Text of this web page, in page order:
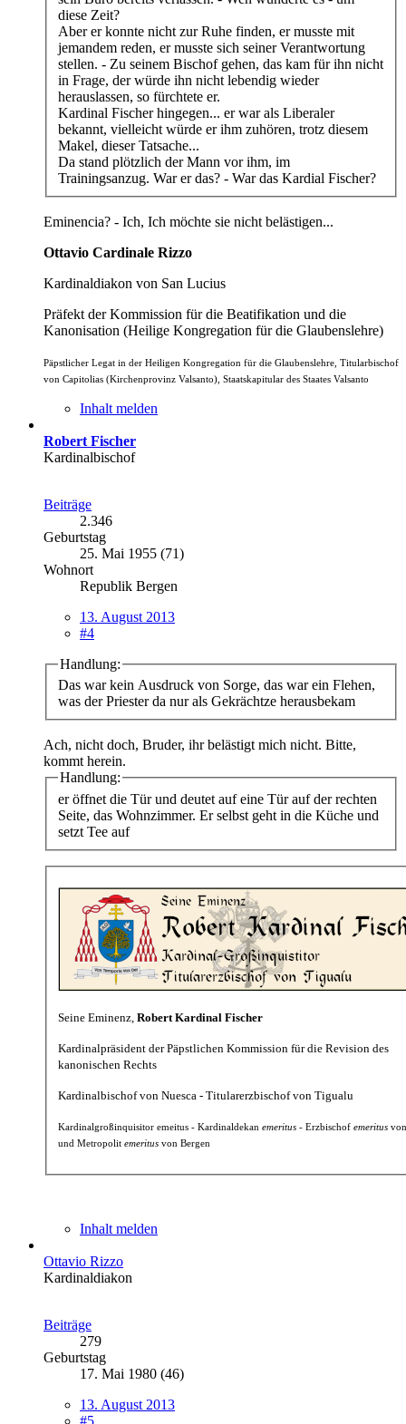
diese Zeit?
Aber er konnte nicht zur Ruhe finden, er musste mit
jemandem reden, er musste sich seiner Verantwortung
stellen. - Zu seinem Bischof gehen, das kam für ihn nicht
in Frage, der würde ihn nicht lebendig wieder
herauslassen, so fürchtete er.
Kardinal Fischer hingegen... er war als Liberaler
bekannt, vielleicht würde er ihm zuhören, trotz diesem
Makel, dieser Tatsache...
Da stand plötzlich der Mann vor ihm, im
Trainingsanzug. War er das? - War das Kardial Fischer?
Eminencia? - Ich, Ich möchte sie nicht belästigen...
Ottavio Cardinale Rizzo
Kardinaldiakon von San Lucius
Präfekt der Kommission für die Beatifikation und die
Kanonisation (Heilige Kongregation für die Glaubenslehre)
Päpstlicher Legat in der Heiligen Kongregation für die Glaubenslehre, Titularbischof
von Capitolias (Kirchenprovinz Valsanto), Staatskapitular des Staates Valsanto
Inhalt melden
Robert Fischer
Kardinalbischof
Beiträge
2.346
Geburtstag
25. Mai 1955 (71)
Wohnort
Republik Bergen
13. August 2013
#4
Handlung:
Das war kein Ausdruck von Sorge, das war ein Flehen,
was der Priester da nur als Gekrächtze herausbekam
Ach, nicht doch, Bruder, ihr belästigt mich nicht. Bitte,
kommt herein.
Handlung:
er öffnet die Tür und deutet auf eine Tür auf der rechten
Seite, das Wohnzimmer. Er selbst geht in die Küche und
setzt Tee auf
Seine Eminenz, Robert Kardinal Fischer
Kardinalpräsident der Päpstlichen Kommission für die Revision des
kanonischen Rechts
Kardinalbischof von Nuesca - Titularerzbischof von Tigualu
Kardinalgroßinquisitor emeitus - Kardinaldekan emeritus - Erzbischof emeritus
und Metropolit emeritus von Bergen
Inhalt melden
Ottavio Rizzo
Kardinaldiakon
Beiträge
279
Geburtstag
17. Mai 1980 (46)
13. August 2013
#5